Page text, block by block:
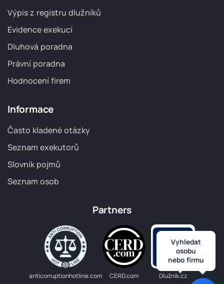
Výpis z registru dlužníků
Evidence exekucí
Dluhová poradna
Právní poradna
Hodnocení firem
Informace
Často kladené otázky
Seznam exekutorů
Slovník pojmů
Seznam osob
Partners
anticorruptionhotline.com CERD.com Dlužník.cz
Vyhledat
osobu
nebo firmu